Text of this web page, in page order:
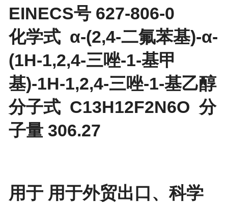
EINECS号 627-806-0
化学式 α-(2,4-二氟苯基)-α-
(1H-1,2,4-三唑-1-基甲
基)-1H-1,2,4-三唑-1-基乙醇
分子式 C13H12F2N6O 分
子量 306.27
用于 用于外贸出口、科学